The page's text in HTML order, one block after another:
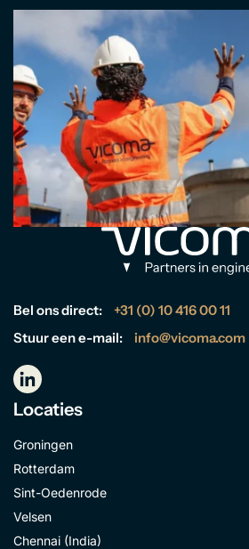
Bel ons direct:
+31 (0) 10 416 00 11
Stuur een e-mail:
info@vicoma.com
Locaties
Groningen
Rotterdam
Sint-Oedenrode
Velsen
Chennai (India)